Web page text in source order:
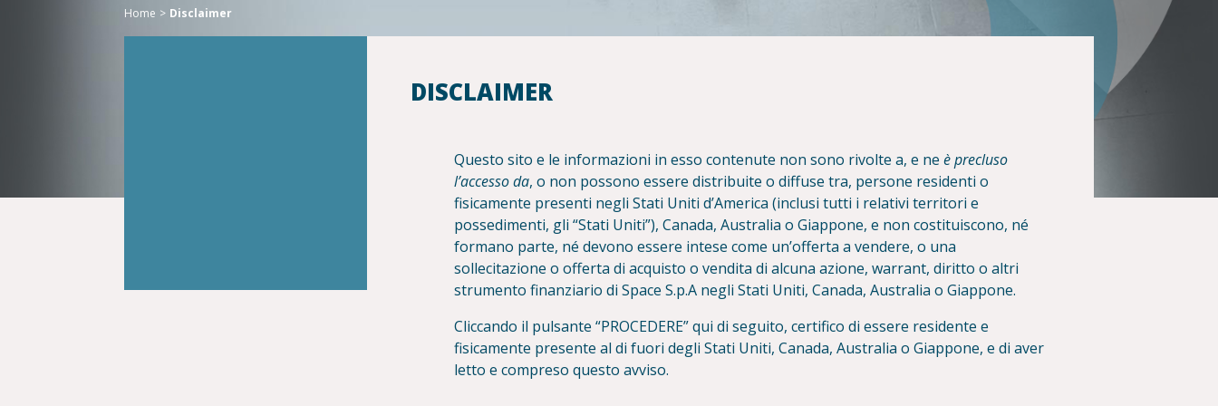
Home Disclaimer
DISCLAIMER
Questo sito e le informazioni in esso contenute non sono rivolte a, e ne è precluso
l’accesso da, o non possono essere distribuite o diffuse tra, persone residenti o
fisicamente presenti negli Stati Uniti d’America (inclusi tutti i relativi territori e
possedimenti, gli “Stati Uniti”), Canada, Australia o Giappone, e non costituiscono, né
formano parte, né devono essere intese come un’offerta a vendere, o una
sollecitazione o offerta di acquisto o vendita di alcuna azione, warrant, diritto o altri
strumento finanziario di Space S.p.A negli Stati Uniti, Canada, Australia o Giappone.
Cliccando il pulsante “PROCEDERE” qui di seguito, certifico di essere residente e
fisicamente presente al di fuori degli Stati Uniti, Canada, Australia o Giappone, e di aver
letto e compreso questo avviso.